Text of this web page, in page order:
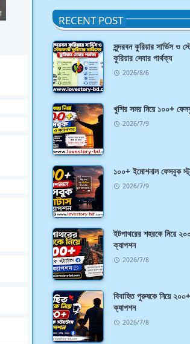
RECENT POST
সুন্দরবন কুরিয়ার সার্ভিস ও
কুরিয়ার সেবার পার্থক্য
2026/8/6
খুশির সময় নিয়ে ১০০+
2026/7/9
১০০+ ইমোশনাল ফেসবুক
2026/7/9
ইটপাথরের শহরকে নিয়ে
ক্যাপশন
2026/7/8
বিবাহিত পুরুষকে নিয়ে
ক্যাপশন
2026/7/8